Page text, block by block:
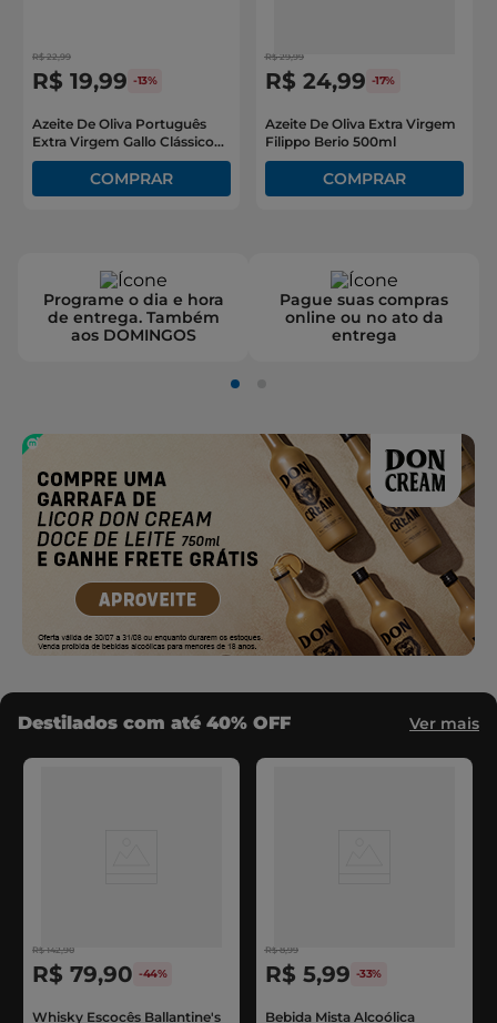
R$ 22,99
R$ 19,99 -13%
Azeite De Oliva Português
Extra Virgem Gallo Clássico
250ml
R$ 29,99
R$ 24,99 -17%
Azeite De Oliva Extra Virgem
Filippo Berio 500ml
Programe o dia e hora
de entrega. Também
aos DOMINGOS
Pague suas compras
online ou no ato da
entrega
Destilados com até 40% OFF Ver mais
R$ 142,90
R$ 79,90 -44%
Whisky Escocês Ballantine's
R$ 8,99
R$ 5,99 -33%
Bebida Mista Alcoólica